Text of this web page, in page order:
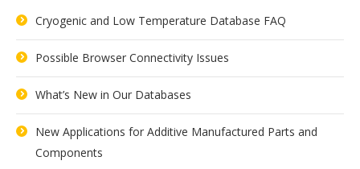
Cryogenic and Low Temperature Database FAQ
Possible Browser Connectivity Issues
What’s New in Our Databases
New Applications for Additive Manufactured Parts and
Components